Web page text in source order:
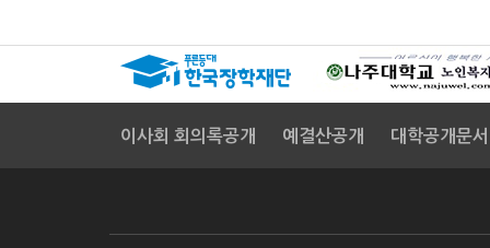
이사회 회의록공개 예결산공개 대학공개문서